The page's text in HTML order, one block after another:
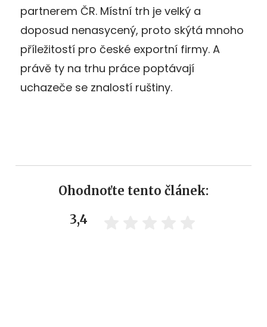
partnerem ČR. Místní trh je velký a
doposud nenasycený, proto skýtá mnoho
příležitostí pro české exportní firmy. A
právě ty na trhu práce poptávají
uchazeče se znalostí ruštiny.
Ohodnoťte tento článek:
3,4